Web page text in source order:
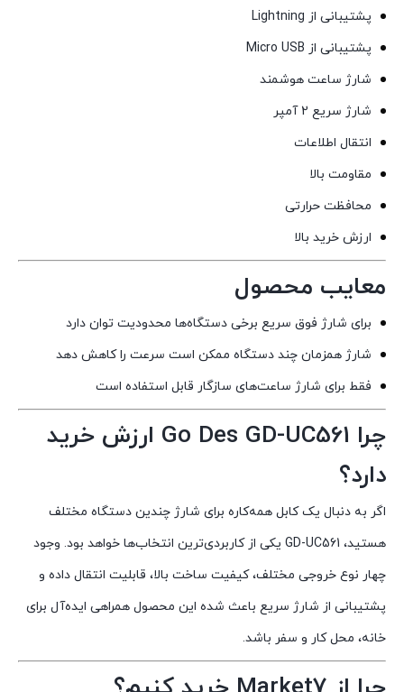
پشتیبانی از Lightning
پشتیبانی از Micro USB
شارژ ساعت هوشمند
شارژ سریع 2 آمپر
انتقال اطلاعات
مقاومت بالا
محافظت حرارتی
ارزش خرید بالا
معایب محصول
برای شارژ فوق سریع برخی دستگاه‌ها محدودیت توان دارد
شارژ همزمان چند دستگاه ممکن است سرعت را کاهش دهد
فقط برای شارژ ساعت‌های سازگار قابل استفاده است
چرا Go Des GD-UC561 ارزش خرید
دارد؟
اگر به دنبال یک کابل همه‌کاره برای شارژ چندین دستگاه مختلف
هستید، GD-UC561 یکی از کاربردی‌ترین انتخاب‌ها خواهد بود. وجود
چهار نوع خروجی مختلف، کیفیت ساخت بالا، قابلیت انتقال داده و
پشتیبانی از شارژ سریع باعث شده این محصول همراهی ایده‌آل برای
خانه، محل کار و سفر باشد.